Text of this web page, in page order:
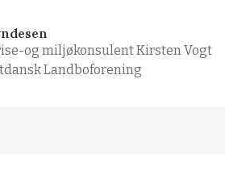
og miljøkonsulent Kirsten Vogt
Landboforening